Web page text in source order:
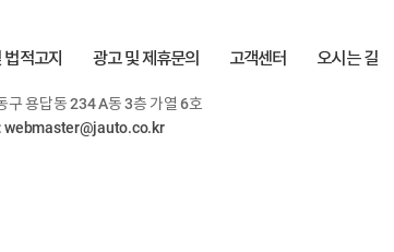
적고지 광고 및 제휴문의 고객센터 오시는 길
구 용답동 234 A동 3층 가열 6호
webmaster@jauto.co.kr